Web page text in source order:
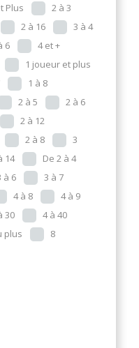
Plus
2 à 3
2 à 16
3 à 4
6
4 et +
1 joueur et plus
1 à 8
2 à 5
2 à 6
2 à 12
2 à 8
3
14
De 2 à 4
à 6
3 à 7
4 à 8
4 à 9
30
4 à 40
plus 8